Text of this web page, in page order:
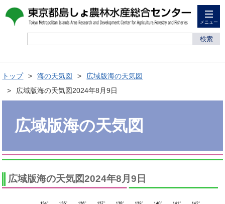
メニュー
検索
トップ 海の天気図
広域版海の天気図
広域版海の天気図2024年8月9日
広域版海の天気図
広域版海の天気図2024年8月9日